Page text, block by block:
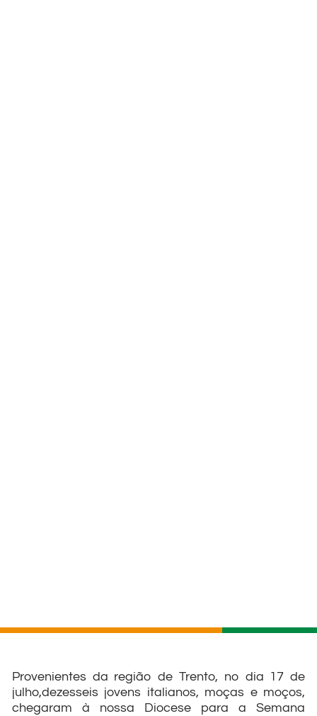
Provenientes da região de Trento, no dia 17 de
julho,dezesseis jovens italianos, moças e moços,
chegaram à nossa Diocese para a Semana